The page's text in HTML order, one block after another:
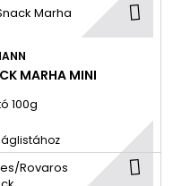
MARHA MINI
100g